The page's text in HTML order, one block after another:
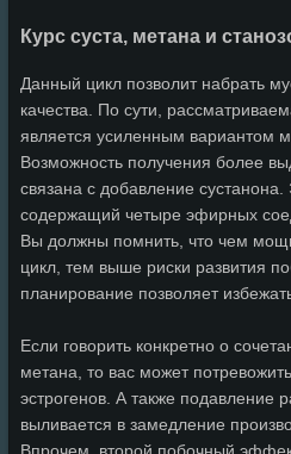
Курс суста, метана и
Данный цикл позволит набрать
качества. По сути,
является усиленным вариантом
Возможность получения более
связана с добавление
содержащий четыре эфирных
Вы должны помнить, что чем
цикл, тем выше риски развития
планирование позволяет
Если говорить конкретно о
метана, то вас может
эстрогенов. А также подавление
выливается в замедление